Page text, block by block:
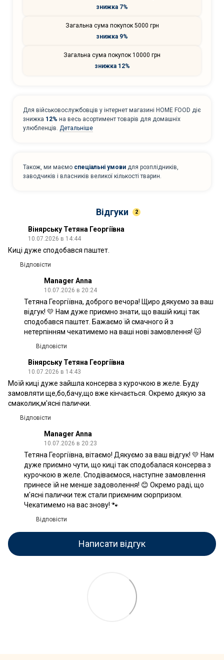
знижка 7%
Загальна сума покупок 5000 грн
знижка 9%
Загальна сума покупок 10000 грн
знижка 12%
Для військовослужбовців у інтернет магазині HOME FOOD діє
знижка 12% на весь асортимент товарів для домашніх
улюбленців. Детальніше
Також, ми маємо спеціальні умови для розплідників,
заводчиків і власників великої кількості тварин.
Відгуки 2
Вінярську Тетяна Георгіївна
10.07.2026 в 14:44
Киці дуже сподобався паштет.
Відповісти
Manager Anna
10.07.2026 в 20:24
Тетяна Георгіївна, доброго вечора! Щиро дякуємо за ваш
відгук! 💛 Нам дуже приємно знати, що вашій киці так
сподобався паштет. Бажаємо їй смачного й з
нетерпінням чекатимемо на ваші нові замовлення! 🐱
Відповісти
Вінярську Тетяна Георгіївна
10.07.2026 в 14:43
Моїй киці дуже зайшла консерва з курочкою в желе. Буду
замовляти ще,бо,бачу,що вже кінчається. Окремо дякую за
смаколик,м'ясні палички.
Відповісти
Manager Anna
10.07.2026 в 20:23
Тетяна Георгіївна, вітаємо! Дякуємо за ваш відгук! 💛 Нам
дуже приємно чути, що киці так сподобалася консерва з
курочкою в желе. Сподіваємося, наступне замовлення
принесе їй не менше задоволення! 😊 Окремо раді, що
м'ясні палички теж стали приємним сюрпризом.
Чекатимемо на вас знову! 🐾
Відповісти
Написати відгук